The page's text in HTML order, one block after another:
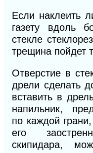
Если наклеить
газету вдоль
стекле
трещина пойдет
Отверстие в
дрели сделать
вставить в
напильник,
по каждой
его
скипидара,